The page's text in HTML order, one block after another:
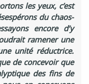
les yeux, c’est
du chaos-
encore d’y
ramener une
unité réductrice.
de concevoir que
des fins de